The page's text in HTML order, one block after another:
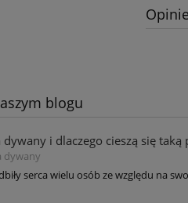
blogu
dywany i dlaczego cieszą się taką
dywany
serca wielu osób ze względu na